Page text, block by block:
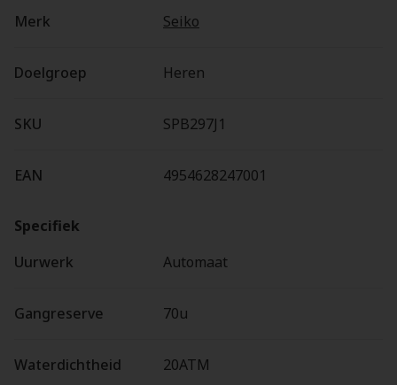
Merk
Seiko
Doelgroep Heren
SKU SPB297J1
EAN 4954628247001
Specifiek
Uurwerk
Automaat
Gangreserve 70u
Waterdichtheid 20ATM